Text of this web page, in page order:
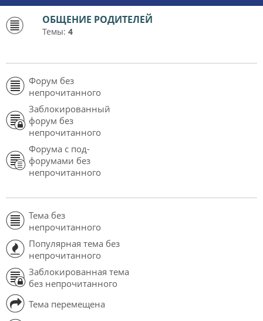
ОБЩЕНИЕ РОДИТЕЛЕЙ
Темы: 4
Форум без
непрочитанного
Заблокированный
форум без
непрочитанного
Форума с под-
форумами без
непрочитанного
Тема без
непрочитанного
Популярная тема без
непрочитанного
Заблокированная тема
без непрочитанного
Тема перемещена